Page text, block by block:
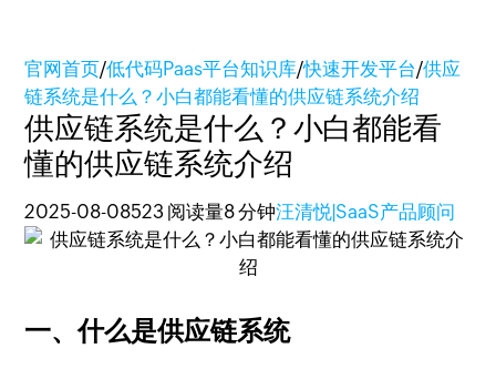
官网首页/低代码Paas平台知识库/快速开发平台/供应
链系统是什么？小白都能看懂的供应链系统介绍
供应链系统是什么？小白都能看
懂的供应链系统介绍
2025-08-08523 阅读量8 分钟汪清悦|SaaS产品顾问
一、什么是供应链系统